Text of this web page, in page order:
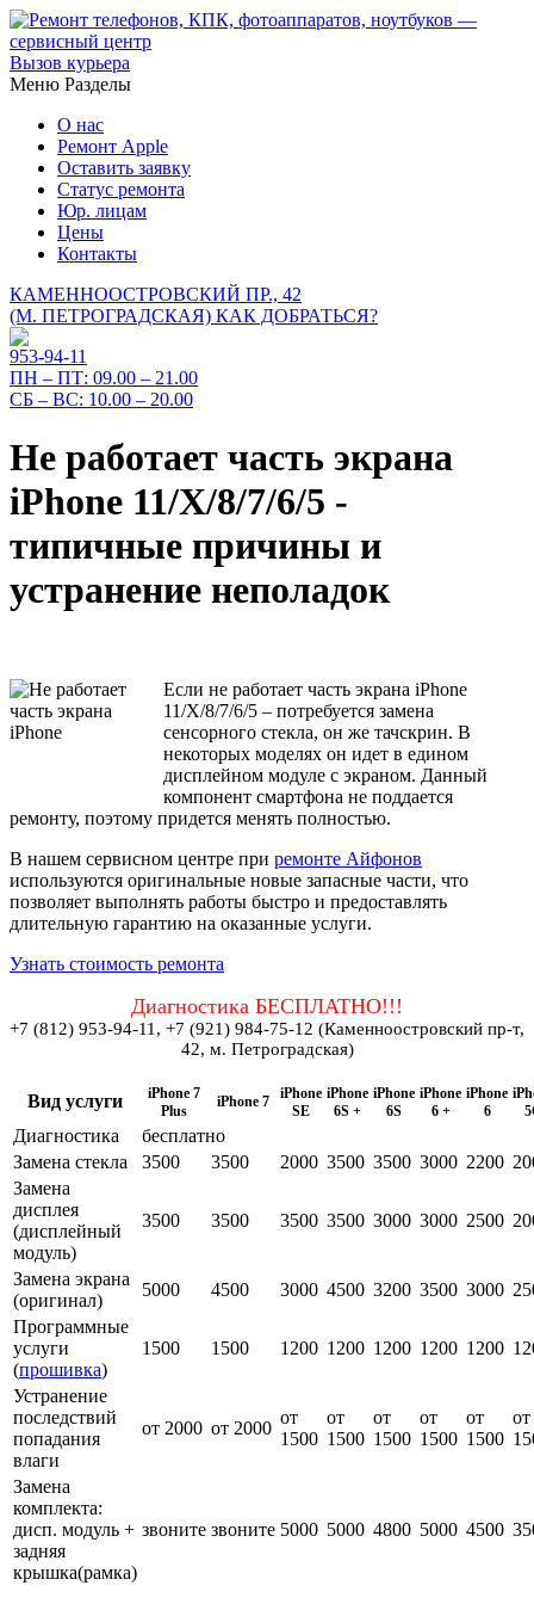
Вызов курьера
Меню Разделы
О нас
Ремонт Apple
Оставить заявку
Статус ремонта
Юр. лицам
Цены
Контакты
КАМЕННООСТРОВСКИЙ ПР., 42
(М. ПЕТРОГРАДСКАЯ) КАК ДОБРАТЬСЯ?
953-94-11
ПН – ПТ: 09.00 – 21.00
СБ – ВС: 10.00 – 20.00
Не работает часть экрана
iPhone 11/X/8/7/6/5 -
типичные причины и
устранение неполадок
Если не работает часть экрана iPhone
11/X/8/7/6/5 – потребуется замена
сенсорного стекла, он же тачскрин. В
некоторых моделях он идет в едином
дисплейном модуле с экраном. Данный
компонент смартфона не поддается
ремонту, поэтому придется менять полностью.
В нашем сервисном центре при ремонте Айфонов
используются оригинальные новые запасные части, что
позволяет выполнять работы быстро и предоставлять
длительную гарантию на оказанные услуги.
Узнать стоимость ремонта
Диагностика БЕСПЛАТНО!!!
+7 (812) 953-94-11, +7 (921) 984-75-12 (Каменноостровский пр-т,
42, м. Петроградская)
Вид услуги
iPhone 7
Plus
iPhone 7
iPhone
SE
iPhone
6S +
iPhone
6S
iPhone
6 +
iPhone
6
Диагностика
бесплатно
Замена стекла
3500 3500 2000 3500 3500 3000 2200
Замена
дисплея
(дисплейный
модуль)
3500 3500 3500 3500 3000 3000 2500
Замена экрана
(оригинал)
5000 4500 3000 4500 3200 3500 3000
Программные
услуги
(прошивка)
1500 1500 1200 1200 1200 1200 1200
Устранение
последствий
попадания
влаги
от 2000 от 2000
от
1500
от
1500
от
1500
от
1500
от
1500
от
Замена
комплекта:
дисп. модуль +
задняя
крышка(рамка)
звоните звоните 5000 5000 4800 5000 4500